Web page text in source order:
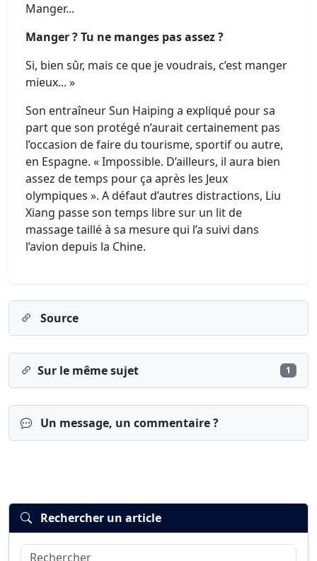
Manger...
Manger ? Tu ne manges pas assez ?
Si, bien sûr, mais ce que je voudrais, c’est manger
mieux... »
Son entraîneur Sun Haiping a expliqué pour sa
part que son protégé n’aurait certainement pas
l’occasion de faire du tourisme, sportif ou autre,
en Espagne. « Impossible. D’ailleurs, il aura bien
assez de temps pour ça après les Jeux
olympiques ». A défaut d’autres distractions, Liu
Xiang passe son temps libre sur un lit de
massage taillé à sa mesure qui l’a suivi dans
l’avion depuis la Chine.
Source
Sur le même sujet 1
Un message, un commentaire ?
Rechercher un article
Rechercher